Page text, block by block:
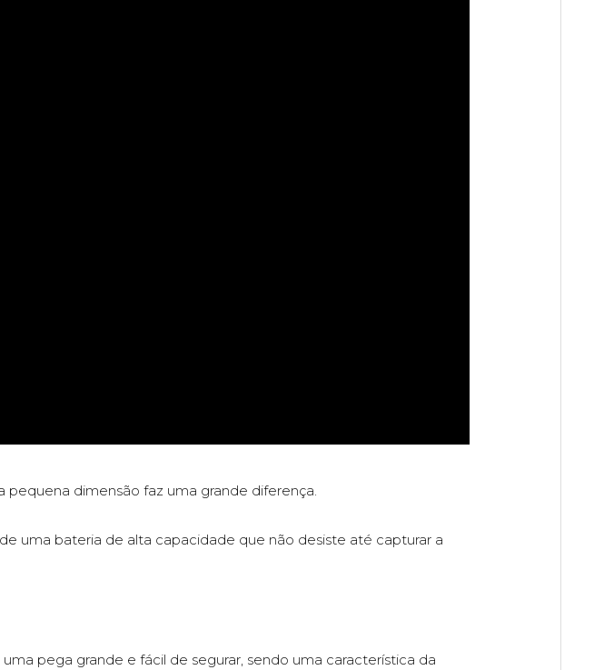
dimensão faz uma grande diferença.
uma bateria de alta capacidade que não desiste até capturar a
pega grande e fácil de segurar, sendo uma característica da